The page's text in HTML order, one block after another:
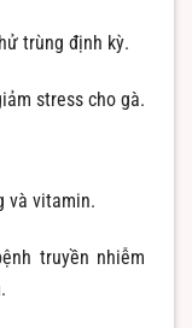
trùng định kỳ.
stress cho gà.
và vitamin.
truyền nhiễm